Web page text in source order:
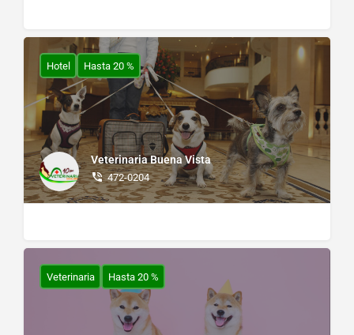
Veterinaria Buena Vista
472-0204
Hotel Hasta 20 %
Veterinaria Hasta 20 %